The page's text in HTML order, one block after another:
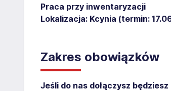
Praca przy inwentaryzacji
Lokalizacja: Kcynia (termin:
Zakres obowiązków
Jeśli do nas dołączysz